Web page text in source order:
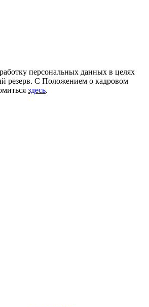
персональных данных в целях
резерв. С Положением о кадровом
здесь.